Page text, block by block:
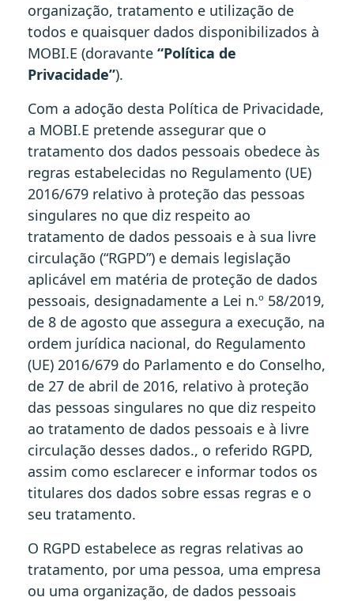
organização, tratamento e utilização de
todos e quaisquer dados disponibilizados à
MOBI.E (doravante “Política de
Privacidade”).
Com a adoção desta Política de Privacidade,
a MOBI.E pretende assegurar que o
tratamento dos dados pessoais obedece às
regras estabelecidas no Regulamento (UE)
2016/679 relativo à proteção das pessoas
singulares no que diz respeito ao
tratamento de dados pessoais e à sua livre
circulação (“RGPD”) e demais legislação
aplicável em matéria de proteção de dados
pessoais, designadamente a Lei n.º 58/2019,
de 8 de agosto que assegura a execução, na
ordem jurídica nacional, do Regulamento
(UE) 2016/679 do Parlamento e do Conselho,
de 27 de abril de 2016, relativo à proteção
das pessoas singulares no que diz respeito
ao tratamento de dados pessoais e à livre
circulação desses dados., o referido RGPD,
assim como esclarecer e informar todos os
titulares dos dados sobre essas regras e o
seu tratamento.
O RGPD estabelece as regras relativas ao
tratamento, por uma pessoa, uma empresa
ou uma organização, de dados pessoais